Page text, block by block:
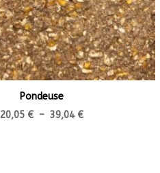
Pondeuse
20,05 € – 39,04 €Plage